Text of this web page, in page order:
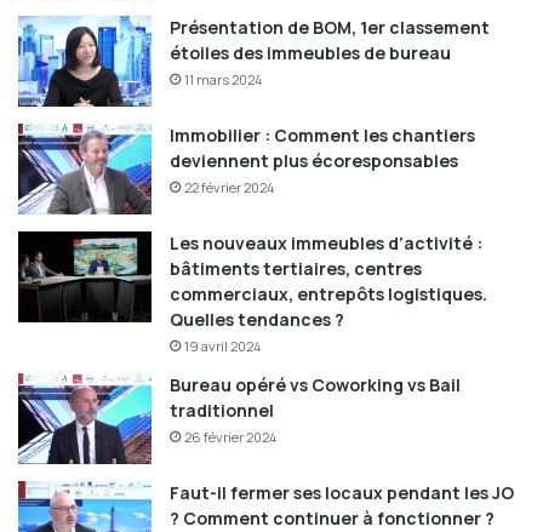
Présentation de BOM, 1er classement
étoiles des immeubles de bureau
11 mars 2024
Immobilier : Comment les chantiers
deviennent plus écoresponsables
22 février 2024
Les nouveaux immeubles d’activité :
bâtiments tertiaires, centres
commerciaux, entrepôts logistiques.
Quelles tendances ?
19 avril 2024
Bureau opéré vs Coworking vs Bail
traditionnel
26 février 2024
Faut-il fermer ses locaux pendant les JO
? Comment continuer à fonctionner ?